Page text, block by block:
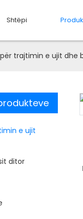
Shtëpi
trajtimin e ujit dhe
e ujit
ditor